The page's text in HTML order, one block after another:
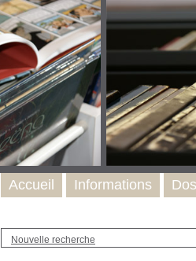
Nouvelle recherche
Accueil Informations